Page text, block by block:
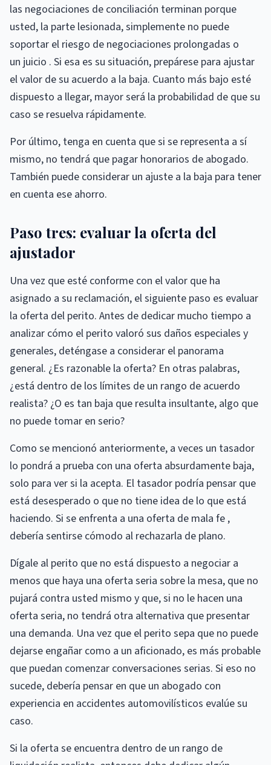
las negociaciones de conciliación terminan porque
usted, la parte lesionada, simplemente no puede
soportar el riesgo de negociaciones prolongadas o
un juicio . Si esa es su situación, prepárese para ajustar
el valor de su acuerdo a la baja. Cuanto más bajo esté
dispuesto a llegar, mayor será la probabilidad de que su
caso se resuelva rápidamente.
Por último, tenga en cuenta que si se representa a sí
mismo, no tendrá que pagar honorarios de abogado.
También puede considerar un ajuste a la baja para tener
en cuenta ese ahorro.
Paso tres: evaluar la oferta del
ajustador
Una vez que esté conforme con el valor que ha
asignado a su reclamación, el siguiente paso es evaluar
la oferta del perito. Antes de dedicar mucho tiempo a
analizar cómo el perito valoró sus daños especiales y
generales, deténgase a considerar el panorama
general. ¿Es razonable la oferta? En otras palabras,
¿está dentro de los límites de un rango de acuerdo
realista? ¿O es tan baja que resulta insultante, algo que
no puede tomar en serio?
Como se mencionó anteriormente, a veces un tasador
lo pondrá a prueba con una oferta absurdamente baja,
solo para ver si la acepta. El tasador podría pensar que
está desesperado o que no tiene idea de lo que está
haciendo. Si se enfrenta a una oferta de mala fe ,
debería sentirse cómodo al rechazarla de plano.
Dígale al perito que no está dispuesto a negociar a
menos que haya una oferta seria sobre la mesa, que no
pujará contra usted mismo y que, si no le hacen una
oferta seria, no tendrá otra alternativa que presentar
una demanda. Una vez que el perito sepa que no puede
dejarse engañar como a un aficionado, es más probable
que puedan comenzar conversaciones serias. Si eso no
sucede, debería pensar en que un abogado con
experiencia en accidentes automovilísticos evalúe su
caso.
Si la oferta se encuentra dentro de un rango de